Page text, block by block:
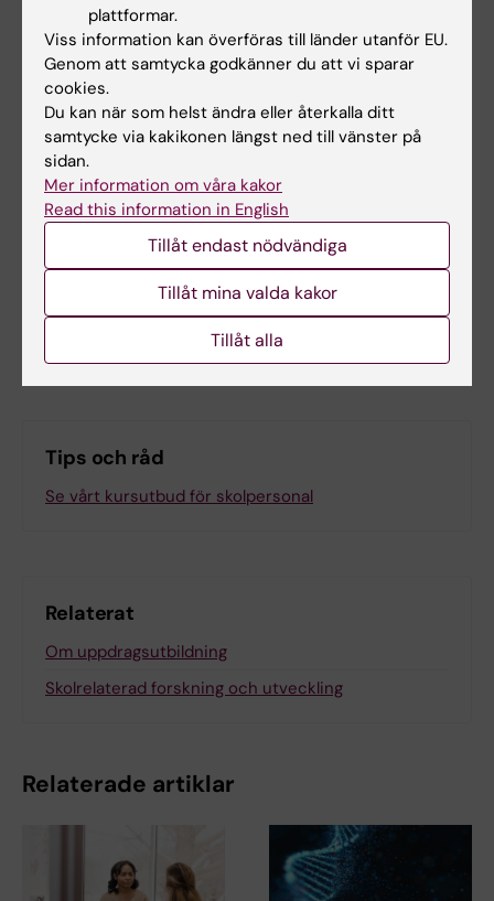
Mer information om SKOLKONTAKT™
Tags
Uppdragsutbildning Autism
Uppdaterad av:
2026-04-28
Tips och råd
Se vårt kursutbud för skolpersonal
Relaterat
Om uppdragsutbildning
Skolrelaterad forskning och utveckling
Relaterade artiklar
plattformar.
Viss information kan överföras till länder utanför EU.
Genom att samtycka godkänner du att vi sparar
cookies.
Du kan när som helst ändra eller återkalla ditt
samtycke via kakikonen längst ned till vänster på
sidan.
Mer information om våra kakor
Read this information in English
Tillåt endast nödvändiga
Tillåt mina valda kakor
Tillåt alla